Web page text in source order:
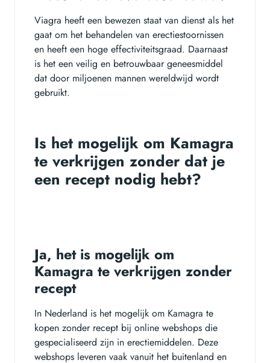
Viagra heeft een bewezen staat van dienst als het
gaat om het behandelen van erectiestoornissen
en heeft een hoge effectiviteitsgraad. Daarnaast
is het een veilig en betrouwbaar geneesmiddel
dat door miljoenen mannen wereldwijd wordt
gebruikt.
Is het mogelijk om Kamagra
te verkrijgen zonder dat je
een recept nodig hebt?
Ja, het is mogelijk om
Kamagra te verkrijgen zonder
recept
In Nederland is het mogelijk om Kamagra te
kopen zonder recept bij online webshops die
gespecialiseerd zijn in erectiemiddelen. Deze
webshops leveren vaak vanuit het buitenland en